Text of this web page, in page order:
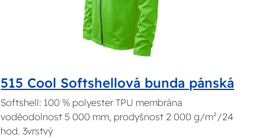
515 Cool Softshellová bunda pánská
Softshell: 100 % polyester TPU membrána
voděodolnost 5 000 mm, prodyšnost 2 000 g/m²/24
hod. 3vrstvý